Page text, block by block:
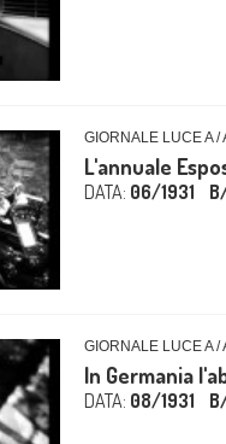
GIORNALE LUCE A /
L'annuale
DATA: 06/1931
GIORNALE LUCE A /
In Germania
DATA: 08/1931